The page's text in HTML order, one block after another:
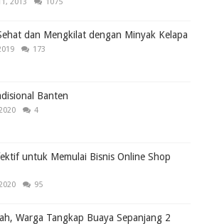
dan Mengkilat dengan Minyak Kelapa
173
Banten
4
untuk Memulai Bisnis Online Shop
95
Warga Tangkap Buaya Sepanjang 2